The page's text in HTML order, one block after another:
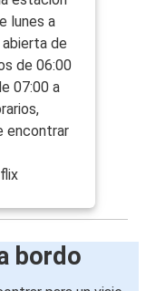
lunes a
de
de 06:00
07:00 a
encontrar
bordo